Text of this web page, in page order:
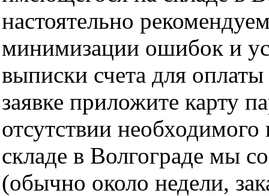
настоятельно
минимизации ошибок и
выписки счета для
заявке приложите карту
отсутствии
складе в Волгограде мы
(обычно около недели,